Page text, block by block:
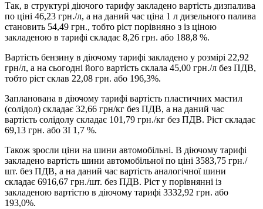
Так, в структурі діючого тарифу закладено вартість дизпалива
по ціні 46,23 грн./л, а на даний час ціна 1 л дизельного палива
становить 54,49 грн., тобто ріст порівняно з із ціною
закладеною в тарифі складає 8,26 грн. або 188,8 %.
Вартість бензину в діючому тарифі закладено у розмірі 22,92
грн/л, а на сьогодні його вартість склала 45,00 грн./л без ПДВ,
тобто ріст склав 22,08 грн. або 196,3%.
Запланована в діючому тарифі вартість пластичних мастил
(солідол) складає 32,66 грн/кг без ПДВ, а на даний час
вартість солідолу складає 101,79 грн./кг без ПДВ. Ріст складає
69,13 грн. або ЗІ 1,7 %.
Також зросли ціни на шини автомобільні. В діючому тарифі
закладено вартість шини автомобільної по ціні 3583,75 грн./
шт. без ПДВ, а на даний час вартість аналогічної шини
складає 6916,67 грн./шт. без ПДВ. Ріст у порівнянні із
закладеною вартістю в діючому тарифі 3332,92 грн. або
193,0%.